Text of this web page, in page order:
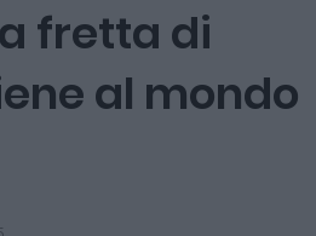
fretta di
al mondo